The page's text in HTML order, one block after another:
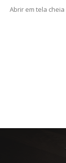
Abrir em tela cheia